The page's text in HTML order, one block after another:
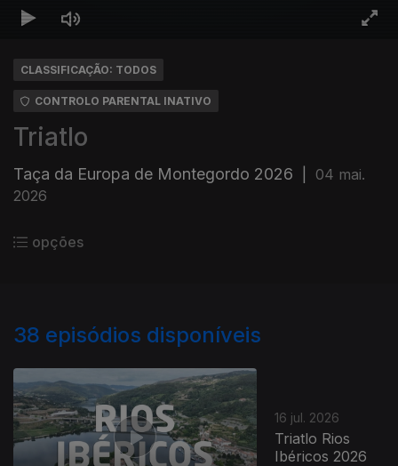
CLASSIFICAÇÃO: TODOS
CONTROLO PARENTAL INATIVO
Triatlo
Taça da Europa de Montegordo 2026
04 mai.
2026
opções
38 episódios disponíveis
16 jul. 2026
Triatlo Rios
Ibéricos 2026